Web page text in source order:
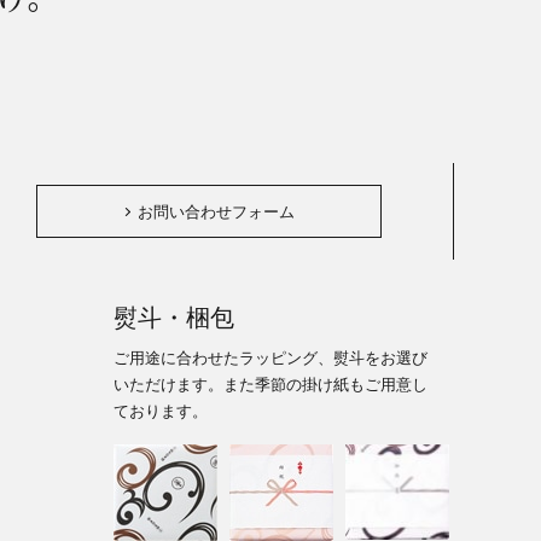
お問い合わせフォーム
熨斗・梱包
ご用途に合わせたラッピング、熨斗をお選び
いただけます。また季節の掛け紙もご用意し
ております。